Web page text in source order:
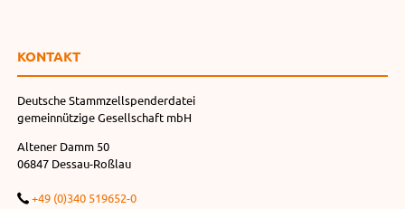
KONTAKT
Deutsche Stammzellspenderdatei
gemeinnützige Gesellschaft mbH
Altener Damm 50
06847 Dessau-Roßlau
+49 (0)340 519652-0